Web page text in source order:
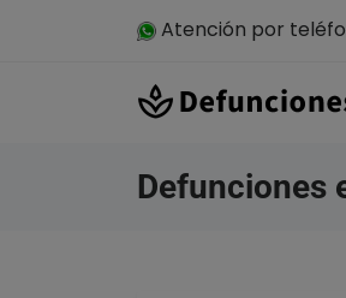
Atención por
Defunciones